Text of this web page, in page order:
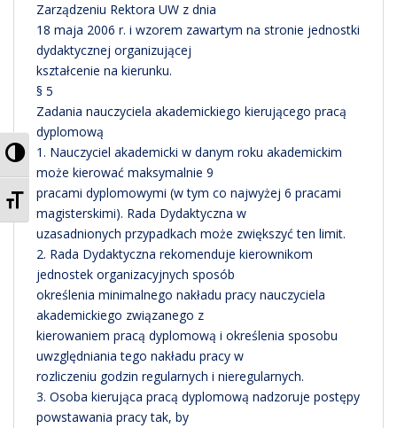
PRZEŁĄCZ WYSOKI KONTRAST
ZMIEŃ ROZMIAR CZCIONEK
Zarządzeniu Rektora UW z dnia
18 maja 2006 r. i wzorem zawartym na stronie jednostki
dydaktycznej organizującej
kształcenie na kierunku.
§ 5
Zadania nauczyciela akademickiego kierującego pracą
dyplomową
1. Nauczyciel akademicki w danym roku akademickim
może kierować maksymalnie 9
pracami dyplomowymi (w tym co najwyżej 6 pracami
magisterskimi). Rada Dydaktyczna w
uzasadnionych przypadkach może zwiększyć ten limit.
2. Rada Dydaktyczna rekomenduje kierownikom
jednostek organizacyjnych sposób
określenia minimalnego nakładu pracy nauczyciela
akademickiego związanego z
kierowaniem pracą dyplomową i określenia sposobu
uwzględniania tego nakładu pracy w
rozliczeniu godzin regularnych i nieregularnych.
3. Osoba kierująca pracą dyplomową nadzoruje postępy
powstawania pracy tak, by